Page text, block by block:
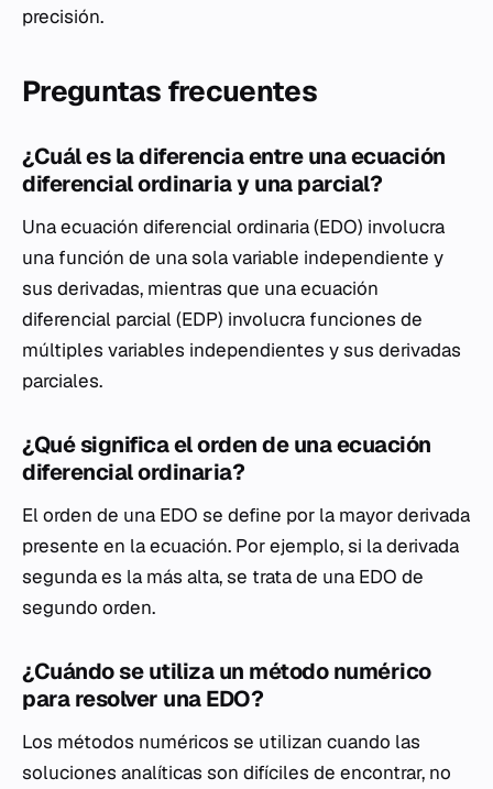
precisión.
Preguntas frecuentes
¿Cuál es la diferencia entre una ecuación
diferencial ordinaria y una parcial?
Una ecuación diferencial ordinaria (EDO) involucra
una función de una sola variable independiente y
sus derivadas, mientras que una ecuación
diferencial parcial (EDP) involucra funciones de
múltiples variables independientes y sus derivadas
parciales.
¿Qué significa el orden de una ecuación
diferencial ordinaria?
El orden de una EDO se define por la mayor derivada
presente en la ecuación. Por ejemplo, si la derivada
segunda es la más alta, se trata de una EDO de
segundo orden.
¿Cuándo se utiliza un método numérico
para resolver una EDO?
Los métodos numéricos se utilizan cuando las
soluciones analíticas son difíciles de encontrar, no